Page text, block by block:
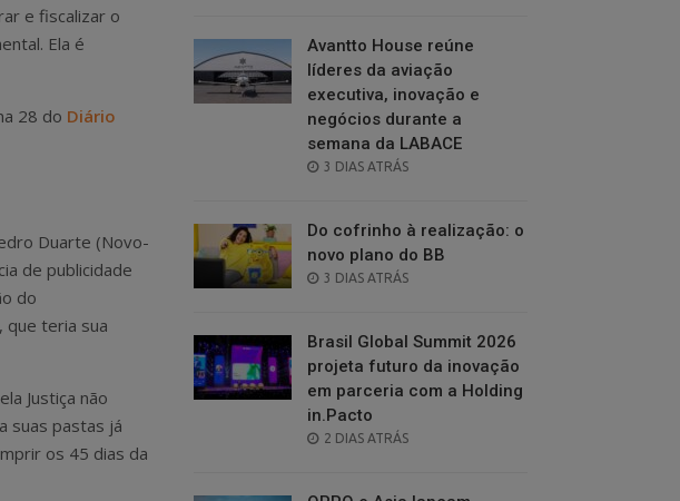
e fiscalizar o
Ela é
28 do Diário
Duarte (Novo-
de publicidade
do
que teria sua
Justiça não
suas pastas já
os 45 dias da
Avantto House reúne
líderes da aviação
executiva, inovação e
negócios durante a
semana da LABACE
POSTED
3 DIAS ATRÁS
Do cofrinho à realização: o
novo plano do BB
POSTED
3 DIAS ATRÁS
Brasil Global Summit 2026
projeta futuro da inovação
em parceria com a Holding
in.Pacto
POSTED
2 DIAS ATRÁS